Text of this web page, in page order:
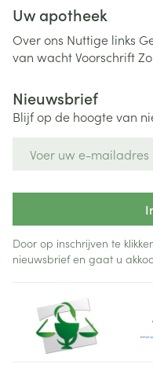
Uw apotheek
Over ons Nuttige links
van wachtVoorschrift
Nieuwsbrief
Blijf op de hoogte van
Door op inschrijven te
nieuwsbrief en gaat u